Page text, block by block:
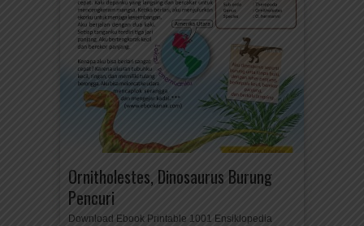
Ornitholestes, Dinosaurus Burung
Pencuri
Download Ebook Printable 1001 Ensiklopedia